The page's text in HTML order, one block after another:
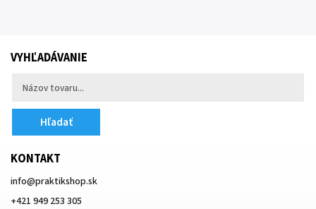
VYHĽADÁVANIE
Hľadať
KONTAKT
info@praktikshop.sk
+421 949 253 305